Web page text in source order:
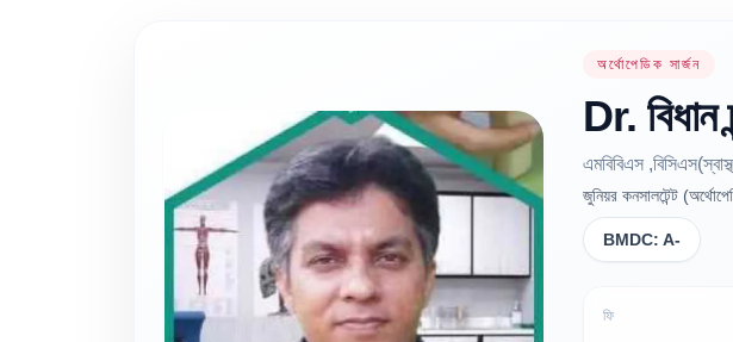
অর্থোপেডিক সার্জন
Dr. বিধান
এমবিবিএস
জুনিয়র কনসালটেন্ট
BMDC: A-
ফি